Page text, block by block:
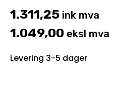
1.311,25 ink mva
1.049,00 eksl mva
Levering 3-5 dager